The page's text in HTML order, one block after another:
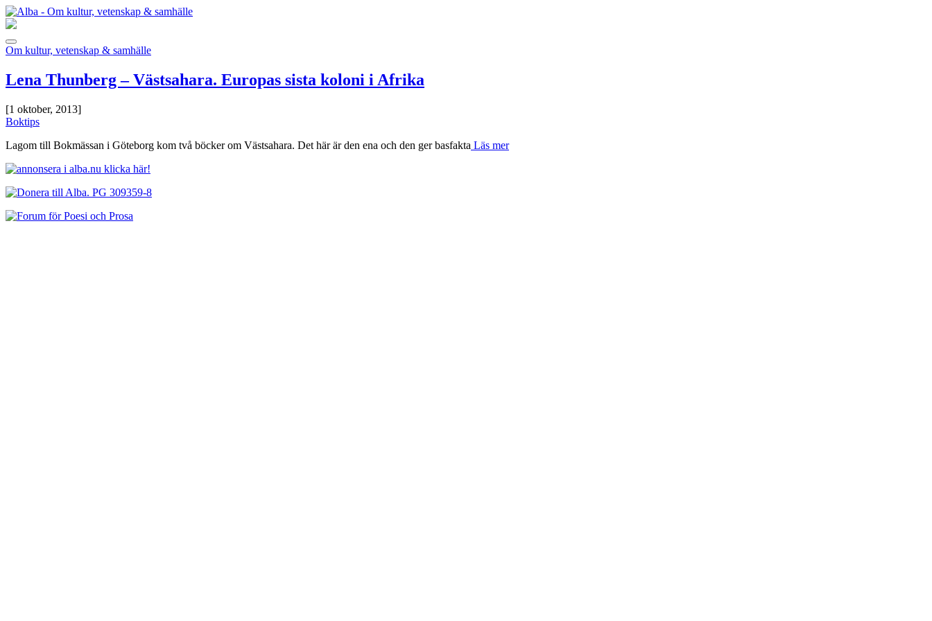
Om kultur, vetenskap & samhälle
Lena Thunberg – Västsahara. Europas sista koloni i Afrika
[1 oktober, 2013]
Boktips
Lagom till Bokmässan i Göteborg kom två böcker om Västsahara. Det här är den ena och den ger basfakta Läs mer